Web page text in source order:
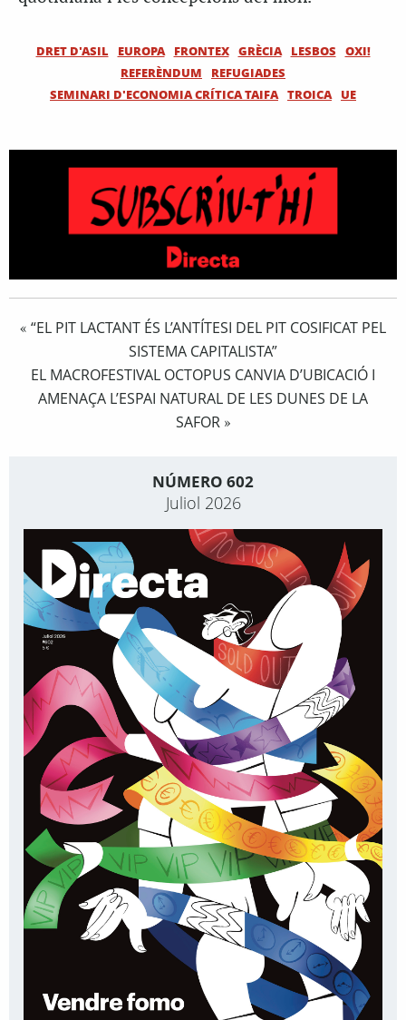
DRET D'ASIL EUROPA FRONTEX GRÈCIA LESBOS
OXI!
REFERÈNDUM
REFUGIADES
SEMINARI D'ECONOMIA CRÍTICA TAIFA TROICA UE
« “EL PIT LACTANT ÉS L’ANTÍTESI DEL PIT COSIFICAT PEL
SISTEMA CAPITALISTA”
EL MACROFESTIVAL OCTOPUS CANVIA D’UBICACIÓ I
AMENAÇA L’ESPAI NATURAL DE LES DUNES DE LA
SAFOR»
NÚMERO 602
Juliol 2026